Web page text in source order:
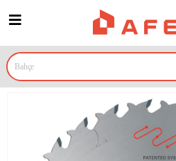
Prijava za članove